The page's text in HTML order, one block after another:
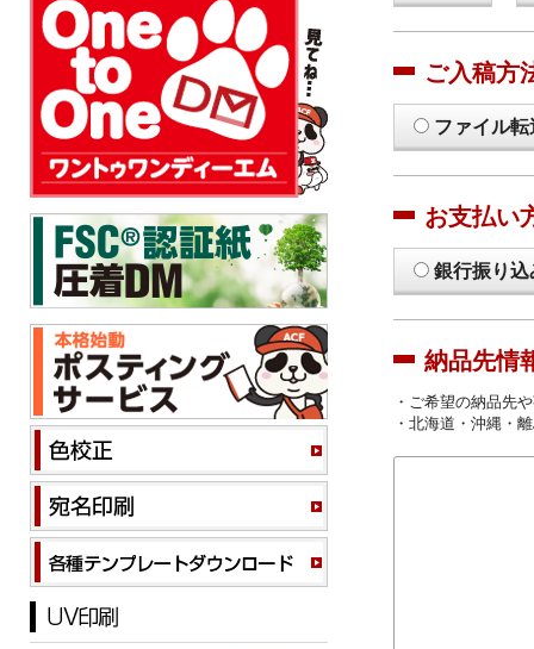
ご入稿方
ファイル
お支払い
銀行振り込
納品先情
・ご希望の納品先
・北海道・沖縄・